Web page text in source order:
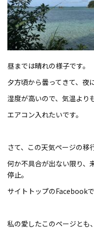
昼までは晴れの様子です。
夕方頃から曇ってきて、夜
湿度が高いので、気温より
エアコン入れたいです。
さて、この天気ページの移
何か不具合が出ない限り、
停止。
サイトトップのFacebook
私の愛したこのページとも